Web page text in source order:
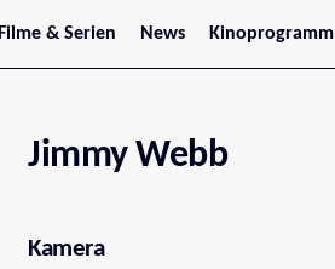
Filme & Serien
Trailer
Serienarchiv
News
Stars
Kinoprogramm
Jetzt im Kino
Oberösterreich
Jimmy Webb
Kamera